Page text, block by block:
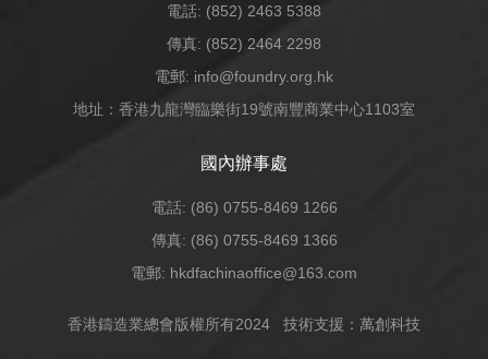
電話: (852) 2463 5388
傳真: (852) 2464 2298
電郵: info@foundry.org.hk
地址：香港九龍灣臨樂街19號南豐商業中心1103室
國內辦事處
電話: (86) 0755-8469 1266
傳真: (86) 0755-8469 1366
電郵: hkdfachinaoffice@163.com
香港鑄造業總會版權所有2024 技術支援：萬創科技